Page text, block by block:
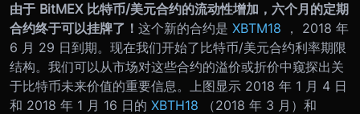
由于 BitMEX 比特币/美元合约的流动性增加，六个月的定期
合约终于可以挂牌了！ 这个新的合约是 XBTM18
， 2018 年
6 月 29 日到期。现在我们开始了比特币/美元合约利率期限
结构。我们可以从市场对这些合约的溢价或折价中窥探出关
于比特币未来价值的重要信息。 上图显示 2018 年 1 月 4 日
和 2018 年 1 月 16 日的 XBTH18
（2018 年 3 月）和